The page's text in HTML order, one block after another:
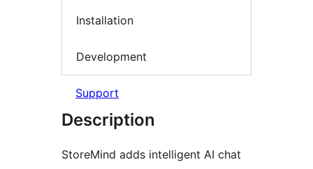
Installation
Development
Support
Description
StoreMind adds intelligent AI chat